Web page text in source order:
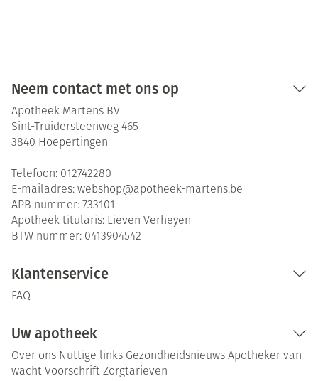
Neem contact met ons op
Apotheek Martens BV
Sint-Truidersteenweg 465
3840 Hoepertingen
Telefoon: 012742280
E-mailadres: webshop@apotheek-martens.be
APB nummer: 733101
Apotheek titularis: Lieven Verheyen
BTW nummer: 0413904542
Klantenservice
FAQ
Uw apotheek
Over ons Nuttige links Gezondheidsnieuws Apotheker van
wacht Voorschrift Zorgtarieven